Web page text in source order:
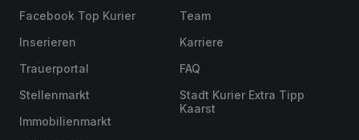
Facebook Top Kurier
Inserieren
Trauerportal
Stellenmarkt
Immobilienmarkt
Team
Karriere
FAQ
Stadt Kurier Extra Tipp
Kaarst